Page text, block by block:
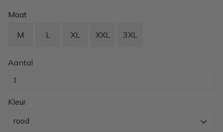
Maat
M L XL XXL 3XL
Aantal
Kleur
rood